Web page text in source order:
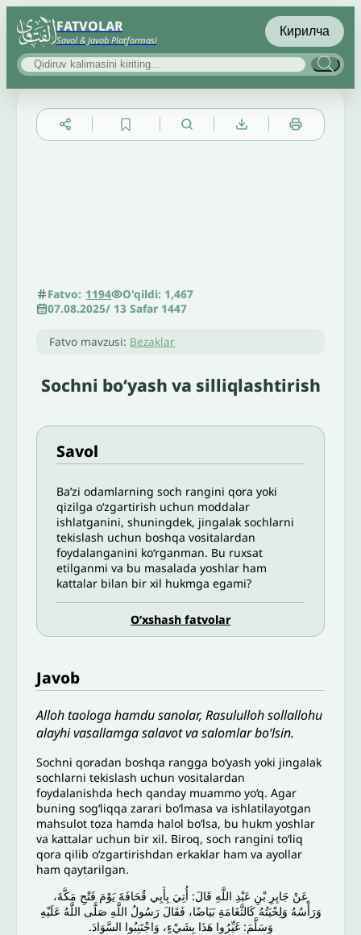
FATVOLAR
Savol & Javob Platformasi
Кирилча
Fatvo: 1194
O'qildi: 1,467
07.08.2025/ 13 Safar 1447
Fatvo mavzusi: Bezaklar
Sochni boʻyash va silliqlashtirish
Savol
Ba’zi odamlarning soch rangini qora yoki
qizilga o‘zgartirish uchun moddalar
ishlatganini, shuningdek, jingalak sochlarni
tekislash uchun boshqa vositalardan
foydalanganini ko‘rganman. Bu ruxsat
etilganmi va bu masalada yoshlar ham
kattalar bilan bir xil hukmga egami?
O’xshash fatvolar
Javob
Alloh taologa hamdu sanolar, Rasululloh sollallohu
alayhi vasallamga salavot va salomlar bo‘lsin.
Sochni qoradan boshqa rangga bo‘yash yoki jingalak
sochlarni tekislash uchun vositalardan
foydalanishda hech qanday muammo yo‘q. Agar
buning sogʻliqqa zarari bo‘lmasa va ishlatilayotgan
mahsulot toza hamda halol bo‘lsa, bu hukm yoshlar
va kattalar uchun bir xil. Biroq, soch rangini to‘liq
qora qilib o‘zgartirishdan erkaklar ham va ayollar
ham qaytarilgan.
عَنْ جَابِرِ بْنِ عَبْدِ اللَّهِ قَالَ: أُتِيَ بِأَبِي قُحَافَةَ يَوْمَ فَتْحِ مَكَّةَ،
وَرَأْسُهُ وَلِحْيَتُهُ كَالثَّغَامَةِ بَيَاضًا، فَقَالَ رَسُولُ اللَّهِ صَلَّى اللَّهُ عَلَيْهِ
وَسَلَّمَ: غَيِّرُوا هَذَا بِشَيْءٍ، وَاجْتَنِبُوا السَّوَادَ.